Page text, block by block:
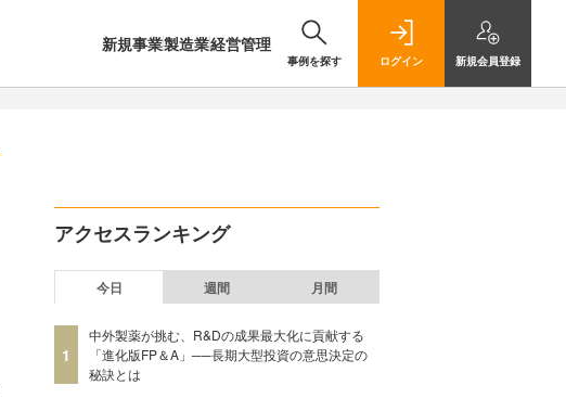
新規事業製造業経営管理
事例を探す ログイン 新規会員登録
アクセスランキング
今日 週間 月間
1
中外製薬が挑む、R&Dの成果最大化に貢献する
「進化版FP＆A」──長期大型投資の意思決定の
秘訣とは